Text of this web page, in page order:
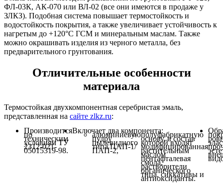
ФЛ-03К, АК-070 или ВЛ-02 (все они имеются в продаже у
ЗЛКЗ). Подобная система повышает термостойкость и
водостойкость покрытия, а также увеличивает устойчивость к
нагретым до +120°C ГСМ и минеральным маслам. Также
можно окрашивать изделия из черного металла, без
предварительного грунтования.
Отличительные особенности
материала
Термостойкая двухкомпонентная серебристая эмаль,
представленная на сайте zlkz.ru:
Производится
по
техническим
условиям ТУ
2312-021-
05015319-98.
Включает два компонента:
алюминиевую
пудру
пылевидного
типа ПАП-1/
ПАП-2,
полуфабрикатную
основу, в состав
которой входят
модифицированная
растительным
маслом
пентафталевая
смола,
растворители
органического
типа, сиккативы и
антиоксиданты.